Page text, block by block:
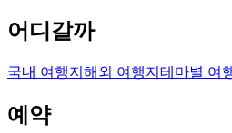
어디갈까
국내 여행지 해외 여행지 테마별 여
예약